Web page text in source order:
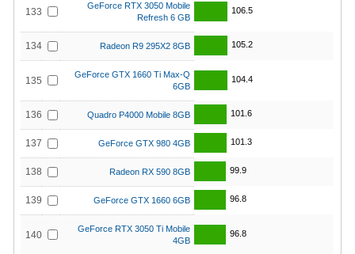
133
GeForce RTX 3050 Mobile
Refresh 6 GB
106.5
134 Radeon R9 295X2 8GB 105.2
135
GeForce GTX 1660 Ti Max-Q
6GB
104.4
136 Quadro P4000 Mobile 8GB 101.6
137 GeForce GTX 980 4GB 101.3
138 Radeon RX 590 8GB 99.9
139 GeForce GTX 1660 6GB 96.8
140
GeForce RTX 3050 Ti Mobile
4GB
96.8